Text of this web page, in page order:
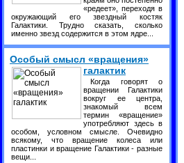
«редеет», переходя в
окружающий его звездный костяк
Галактики. Трудно сказать, сколько
именно звезд содержится в этом ядре...
Особый смысл «вращения»
галактик
Когда говорят о
вращении Галактики
вокруг ее центра,
знакомый всем
термин «вращение»
употребляют здесь в
особом, условном смысле. Очевидно
всякому, что вращение колеса или
пластинки и вращение Галактики - разные
вещи...